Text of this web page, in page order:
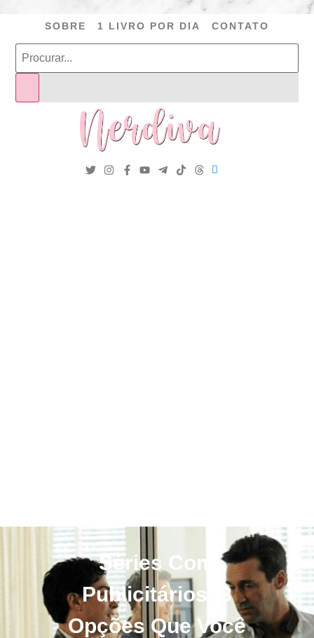
SOBRE 1 LIVRO POR DIA CONTATO
Séries Com
Publicitários: 3
Opções Que Você